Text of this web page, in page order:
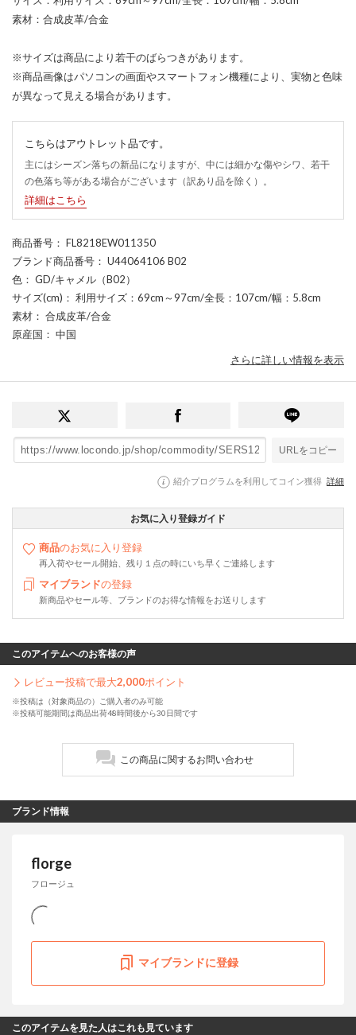
素材：合成皮革/合金
※サイズは商品により若干のばらつきがあります。
※商品画像はパソコンの画面やスマートフォン機種により、実物と色味
が異なって見える場合があります。
こちらはアウトレット品です。
主にはシーズン落ちの新品になりますが、中には細かな傷やシワ、若干
の色落ち等がある場合がございます（訳あり品を除く）。
詳細はこちら
商品番号 ： FL8218EW011350
ブランド商品番号 ： U44064106 B02
色 ： GD/キャメル（B02）
サイズ(cm) ： 利用サイズ：69cm～97cm/全長：107cm/幅：5.8cm
素材 ： 合成皮革/合金
原産国 ： 中国
さらに詳しい情報を表示
URLをコピー
紹介プログラムを利用してコイン獲得 詳細
お気に入り登録ガイド
商品のお気に入り登録
再入荷やセール開始、残り１点の時にいち早くご連絡します
マイブランドの登録
新商品やセール等、ブランドのお得な情報をお送りします
このアイテムへのお客様の声
レビュー投稿で最大2,000ポイント
※投稿は（対象商品の）ご購入者のみ可能
※投稿可能期間は商品出荷48時間後から30日間です
この商品に関するお問い合わせ
ブランド情報
florge
フロージュ
マイブランドに登録
このアイテムを見た人はこれも見ています